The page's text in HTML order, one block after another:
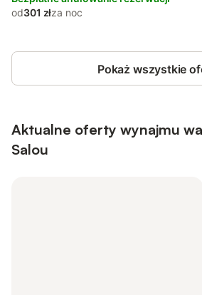
od301 złza noc
Pokaż wszystkie
Aktualne oferty wynajmu
Salou